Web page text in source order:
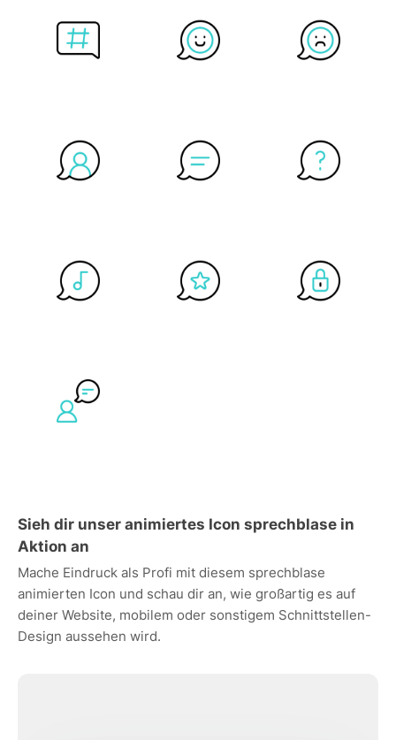
Sieh dir unser animiertes Icon sprechblase in
Aktion an
Mache Eindruck als Profi mit diesem sprechblase
animierten Icon und schau dir an, wie großartig es auf
deiner Website, mobilem oder sonstigem Schnittstellen-
Design aussehen wird.